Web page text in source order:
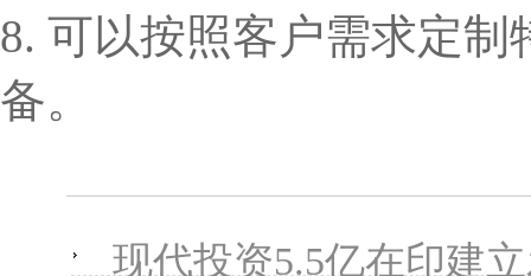
8. 可以按照客户需求定制
备。
现代投资5.5亿在印建